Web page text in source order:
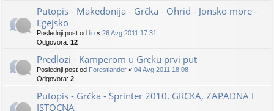
Putopis - Makedonija - Grčka - Ohrid - Jonsko more -
Egejsko
Poslednji post od lio « 26 Avg 2011 17:31
Odgovora: 12
Predlozi - Kamperom u Grcku prvi put
Poslednji post od Forestlander « 04 Avg 2011 18:08
Odgovora: 2
Putopis - Grčka - Sprinter 2010. GRCKA, ZAPADNA I
ISTOCNA